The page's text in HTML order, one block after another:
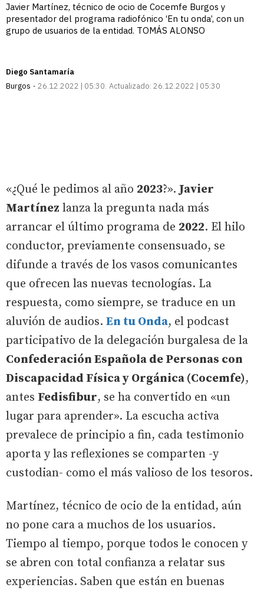
Javier Martínez, técnico de ocio de Cocemfe Burgos y
presentador del programa radiofónico ‘En tu onda’, con un
grupo de usuarios de la entidad. TOMÁS ALONSO
Diego Santamaría
Burgos
26.12.2022 | 05:30 Actualizado: 26.12.2022 | 05:30
«¿Qué le pedimos al año 2023?». Javier
Martínez lanza la pregunta nada más
arrancar el último programa de 2022. El hilo
conductor, previamente consensuado, se
difunde a través de los vasos comunicantes
que ofrecen las nuevas tecnologías. La
respuesta, como siempre, se traduce en un
aluvión de audios. En tu Onda, el podcast
participativo de la delegación burgalesa de la
Confederación Española de Personas con
Discapacidad Física y Orgánica (Cocemfe),
antes Fedisfibur, se ha convertido en «un
lugar para aprender». La escucha activa
prevalece de principio a fin, cada testimonio
aporta y las reflexiones se comparten -y
custodian- como el más valioso de los tesoros.
Martínez, técnico de ocio de la entidad, aún
no pone cara a muchos de los usuarios.
Tiempo al tiempo, porque todos le conocen y
se abren con total confianza a relatar sus
experiencias. Saben que están en buenas